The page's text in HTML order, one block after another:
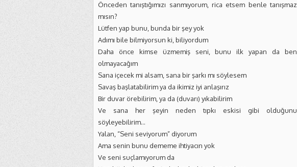
Önceden tanıştığımızı sanmıyorum, rica etsem benle tanışmaz
mısın?
Lütfen yap bunu, bunda bir şey yok
Adımı bile bilmiyorsun ki, biliyordum
Daha önce kimse üzmemiş seni, bunu ilk yapan da ben
olmayacağım
Sana içecek mi alsam, sana bir şarkı mı söylesem
Savaş başlatabilirim ya da ikimiz iyi anlaşırız
Bir duvar örebilirim, ya da (duvarı) yıkabilirim
Ve sana her şeyin neden tıpkı eskisi gibi olduğunu
söyleyebilirim…
Yalan, “Seni seviyorum” diyorum
Ama senin bunu dememe ihtiyacın yok
Ve seni suçlamıyorum da